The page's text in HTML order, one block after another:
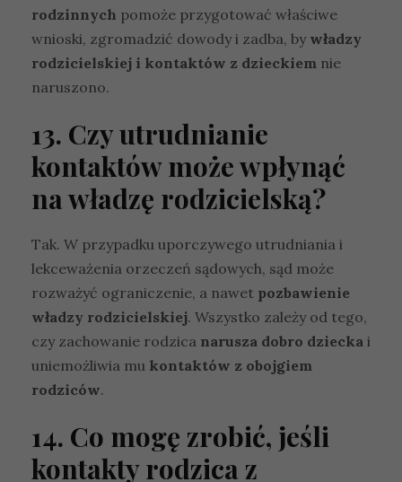
rodzinnych pomoże przygotować właściwe
wnioski, zgromadzić dowody i zadba, by władzy
rodzicielskiej i kontaktów z dzieckiem nie
naruszono.
13. Czy utrudnianie
kontaktów może wpłynąć
na władzę rodzicielską?
Tak. W przypadku uporczywego utrudniania i
lekceważenia orzeczeń sądowych, sąd może
rozważyć ograniczenie, a nawet pozbawienie
władzy rodzicielskiej. Wszystko zależy od tego,
czy zachowanie rodzica narusza dobro dziecka i
uniemożliwia mu kontaktów z obojgiem
rodziców.
14. Co mogę zrobić, jeśli
kontakty rodzica z
o
ej
,
o
s
a
ie
e
g
o,
k
s
o
n
je